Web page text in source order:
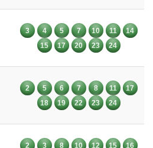
3 4 5 7 10 11
14
15
17 20 23 24
2 5 6 7 8 11
17
18
19 22 23 24
2 3 8 10 12 15
16